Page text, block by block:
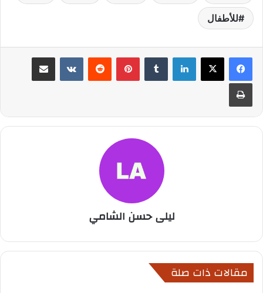
للأطفال
لينكدإن بينتيريست مشاركة عبر البريد
طباعة
ليلى حسن الشامي
مقالات ذات صلة